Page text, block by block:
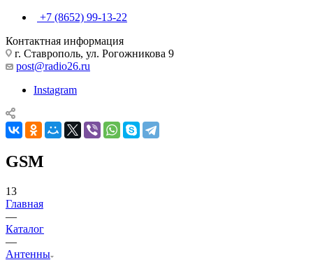
+7 (8652) 99-13-22
Контактная информация
г. Ставрополь, ул. Рогожникова 9
post@radio26.ru
Instagram
GSM
13
Главная
—
Каталог
—
Антенны